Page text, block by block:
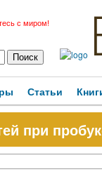
с миром!
Статьи
при